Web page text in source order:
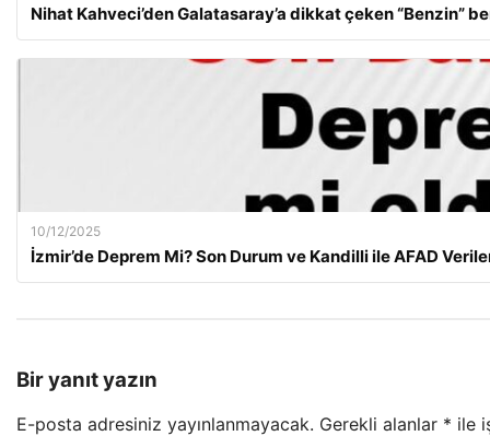
Nihat Kahveci’den Galatasaray’a dikkat çeken “Benzin”
10/12/2025
İzmir’de Deprem Mi? Son Durum ve Kandilli ile AFAD
Bir yanıt yazın
E-posta adresiniz yayınlanmayacak. Gerekli alanlar * ile